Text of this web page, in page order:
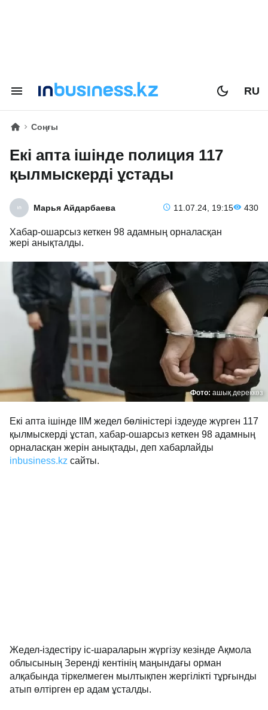
RU
Соңғы
Екі апта ішінде полиция 117
қылмыскерді ұстады
Марья Айдарбаева 11.07.24, 19:15 430
Хабар-ошарсыз кеткен 98 адамның орналасқан
жері анықталды.
Фото: ашық дереккөз
Екі апта ішінде ІІМ жедел бөліністері іздеуде жүрген 117
қылмыскерді ұстап, хабар-ошарсыз кеткен 98 адамның
орналасқан жерін анықтады, деп хабарлайды
inbusiness.kz сайты.
Жедел-іздестіру іс-шараларын жүргізу кезінде Ақмола
облысының Зеренді кентінің маңындағы орман
алқабында тіркелмеген мылтықпен жергілікті тұрғынды
атып өлтірген ер адам ұсталды.